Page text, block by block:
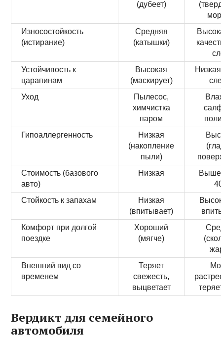
(дубеет)
Износостойкость
(истирание)
Средняя
(катышки)
Устойчивость к
царапинам
Высокая
(маскирует)
Уход
Пылесос,
химчистка
паром
Гипоаллергенность
Низкая
(накопление
пыли)
Стоимость (базового
авто)
Низкая
Выше
Стойкость к запахам
Низкая
(впитывает)
Комфорт при долгой
поездке
Хороший
(мягче)
Внешний вид со
временем
Теряет
свежесть,
выцветает
Вердикт для семейного
автомобиля